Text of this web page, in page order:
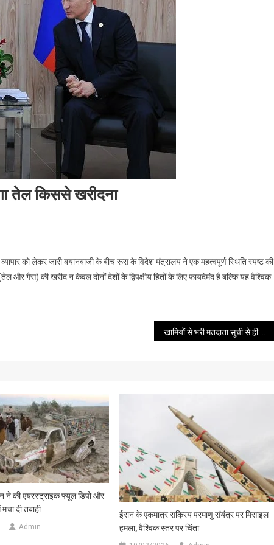
तेल किससे खरीदना
को लेकर जारी बयानबाजी के बीच रूस के विदेश मंत्रालय ने एक महत्वपूर्ण स्थिति स्पष्ट की
और गैस) की खरीद न केवल दोनों देशों के द्विपक्षीय हितों के लिए फायदेमंद है बल्कि यह वैश्विक
ने की एयरस्ट्राइक फ्यूल डिपो और
दी तबाही
Admin
ईरान के एकमात्र सक्रिय परमाणु संयंत्र पर मिसाइल
हमला, वैश्विक स्तर पर चिंता